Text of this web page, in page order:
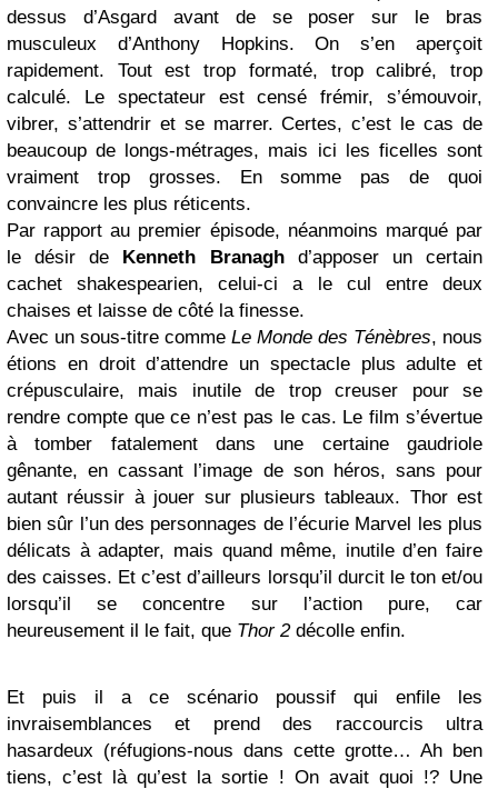
dessus d’Asgard avant de se poser sur le bras
musculeux d’Anthony Hopkins. On s’en aperçoit
rapidement. Tout est trop formaté, trop calibré, trop
calculé. Le spectateur est censé frémir, s’émouvoir,
vibrer, s’attendrir et se marrer. Certes, c’est le cas de
beaucoup de longs-métrages, mais ici les ficelles sont
vraiment trop grosses. En somme pas de quoi
convaincre les plus réticents.
Par rapport au premier épisode, néanmoins marqué par
le désir de Kenneth Branaghd’apposer un certain
cachet shakespearien, celui-ci a le cul entre deux
chaises et laisse de côté la finesse.
Avec un sous-titre comme Le Monde des Ténèbres, nous
étions en droit d’attendre un spectacle plus adulte et
crépusculaire, mais inutile de trop creuser pour se
rendre compte que ce n’est pas le cas. Le film s’évertue
à tomber fatalement dans une certaine gaudriole
gênante, en cassant l’image de son héros, sans pour
autant réussir à jouer sur plusieurs tableaux. Thor est
bien sûr l’un des personnages de l’écurie Marvel les plus
délicats à adapter, mais quand même, inutile d’en faire
des caisses. Et c’est d’ailleurs lorsqu’il durcit le ton et/ou
lorsqu’il se concentre sur l’action pure, car
heureusement il le fait, que Thor 2décolle enfin.
Et puis il a ce scénario poussif qui enfile les
invraisemblances et prend des raccourcis ultra
hasardeux (réfugions-nous dans cette grotte… Ah ben
tiens, c’est là qu’est la sortie ! On avait quoi !? Une